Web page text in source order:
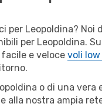
per Leopoldina?
per Leopoldina.
e veloce voli
o di una
alla nostra ampia